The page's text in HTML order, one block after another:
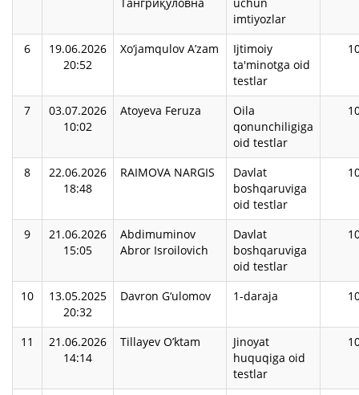
imtiyozlar
6
19.06.2026
20:52
Xo‘jamqulov Aʼzam
Ijtimoiy
ta'minotga oid
testlar
7
03.07.2026
10:02
Atoyeva Feruza
Oila
qonunchiligiga
oid testlar
8
22.06.2026
18:48
RAIMOVA NARGIS
Davlat
boshqaruviga
oid testlar
9
21.06.2026
15:05
Abdimuminov
Abror Isroilovich
Davlat
boshqaruviga
oid testlar
10
13.05.2025
20:32
Davron G‘ulomov 1-daraja
11
21.06.2026
14:14
Tillayev O’ktam
Jinoyat
huquqiga oid
testlar